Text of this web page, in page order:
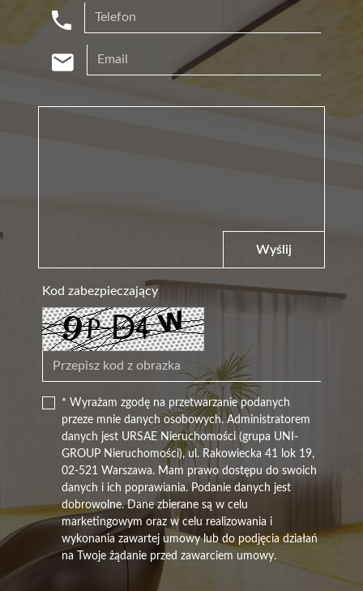
Wyślij
Kod zabezpieczający
* Wyrażam zgodę na przetwarzanie podanych
przeze mnie danych osobowych. Administratorem
danych jest URSAE Nieruchomości (grupa UNI-
GROUP Nieruchomości), ul. Rakowiecka 41 lok 19,
02-521 Warszawa. Mam prawo dostępu do swoich
danych i ich poprawiania. Podanie danych jest
dobrowolne. Dane zbierane są w celu
marketingowym oraz w celu realizowania i
wykonania zawartej umowy lub do podjęcia działań
na Twoje żądanie przed zawarciem umowy.